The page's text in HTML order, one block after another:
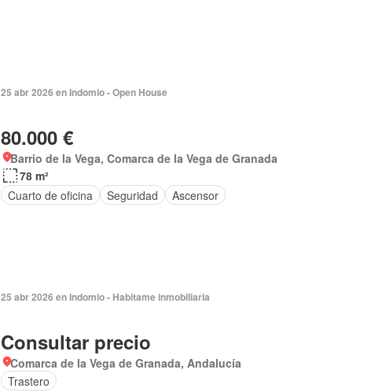
25 abr 2026 en Indomio - Open House
80.000 €
Barrio de la Vega, Comarca de la Vega de Granada
78 m²
Cuarto de oficina
Seguridad Ascensor
25 abr 2026 en Indomio - Habitame inmobiliaria
Consultar precio
Comarca de la Vega de Granada, Andalucía
Trastero